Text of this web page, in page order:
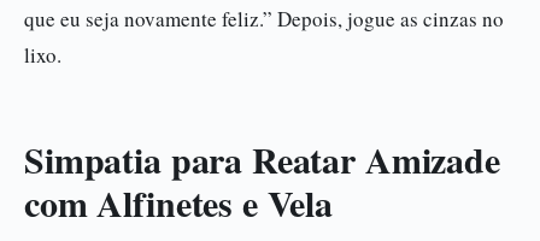
que eu seja novamente feliz.” Depois, jogue as cinzas no
lixo.
Simpatia para Reatar Amizade
com Alfinetes e Vela